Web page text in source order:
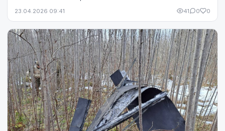
23.04.2026 09:41 41 0 0